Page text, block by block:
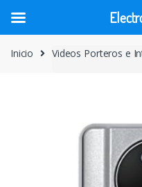
Inicio Videos Porteros e